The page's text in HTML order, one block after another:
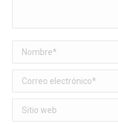
Nombre *
Correo electrónico *
Sitio web